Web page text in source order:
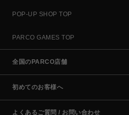
POP-UP SHOP TOP
PARCO GAMES TOP
全国のPARCO店舗
初めてのお客様へ
よくあるご質問 / お問い合わせ